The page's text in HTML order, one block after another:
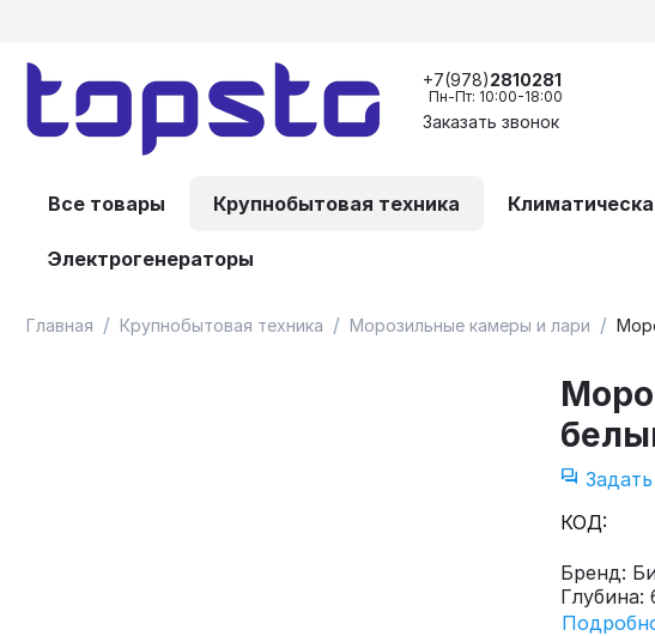
+7(978)2810281
Пн-Пт: 10:00-18:00
Заказать звонок
Все товары Крупнобытовая техника
Электрогенераторы
Главная / Крупнобытовая техника / Морозильные камеры и лари /
КОД:
Бренд:
Глубина: